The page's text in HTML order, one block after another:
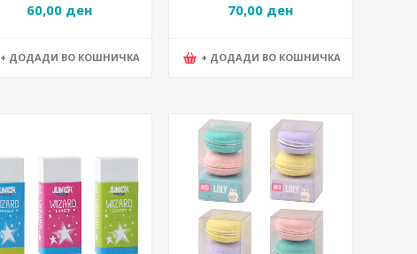
60,00 ден
+ ДОДАДИ ВО КОШНИЧКА
70,00 ден
+ ДОДАДИ ВО КОШНИЧКА